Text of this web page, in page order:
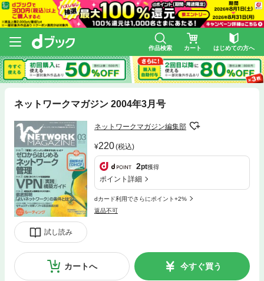
作品検索 カート はじめての方へ
ネットワークマガジン 2004年3月号
試し読み
ネットワークマガジン編集部
220(税込)
2pt獲得
ポイント詳細
dカード利用でさらにポイント+2%
返品不可
カートへ 今すぐ買う